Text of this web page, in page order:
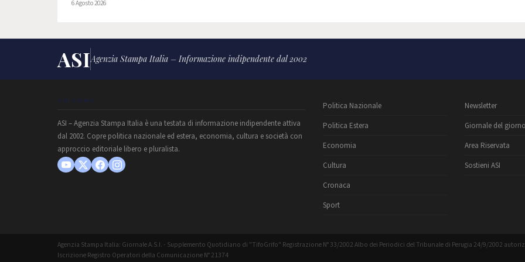
6 Agosto 2026
ASIAgenzia Stampa Italia – Informazione indipendente dal 2002
CHI SIAMO
ASI – Agenzia Stampa Italia è una testata di informazione indipendente attiva
dal 2002. Copre politica nazionale ed estera, economia, cultura e società con
approccio editoriale libero e pluralista.
Politica Nazionale
Politica Estera
Economia
Cultura
Cronaca
Sport
Newsletter
Giornale del giorno
Area Riservata
Sostieni ASI
Agenzia Stampa Italia: Giornale A.S.I. - Supplemento Quotidiano di "TifoGrifo" Registrazione N° 33/2002 Albo dei Periodici del Tribunale di Perugia 24/9/2002
Iscrizione Registro Operatori della Comunicazione N° 21374